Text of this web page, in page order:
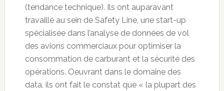
(tendance technique). Ils ont auparavant
travaillé au sein de Safety Line, une start-up
spécialisée dans l’analyse de données de vol
des avions commerciaux pour optimiser la
consommation de carburant et la sécurité des
opérations. Oeuvrant dans le domaine des
data, ils ont fait le constat que « la plupart des